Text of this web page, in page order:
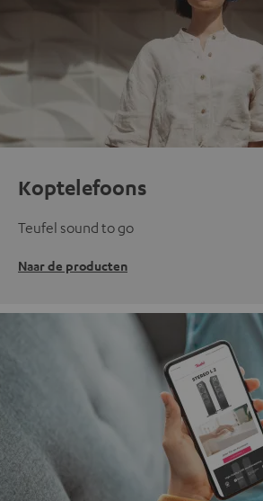
Koptelefoons
Teufel sound to go
Naar de producten